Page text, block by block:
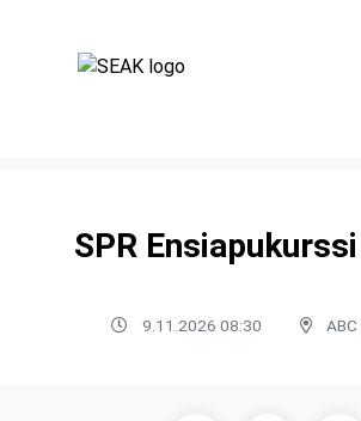
SPR
9.11.2026 08:30 ABC